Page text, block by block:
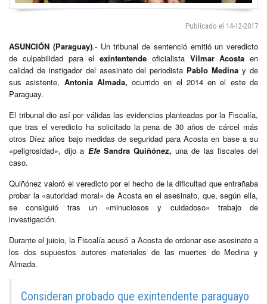
Publicado el 14-12-2017
ASUNCIÓN (Paraguay).- Un tribunal de sentenció emitió un veredicto
de culpabilidad para el exintentende oficialista Vilmar Acosta en
calidad de instigador del asesinato del periodista Pablo Medina y de
sus asistente, Antonia Almada, ocurrido en el 2014 en el este de
Paraguay.
El tribunal dio así por válidas las evidencias planteadas por la Fiscalía,
que tras el veredicto ha solicitado la pena de 30 años de cárcel más
otros Díez años bajo medidas de seguridad para Acosta en base a su
«peligrosidad», dijo a Efe Sandra Quiñónez, una de las fiscales del
caso.
Quiñónez valoró el veredicto por el hecho de la dificultad que entrañaba
probar la «autoridad moral» de Acosta en el asesinato, que, según ella,
se consiguió tras un «minuciosos y cuidadoso» trabajo de
investigación.
Durante el juicio, la Fiscalía acusó a Acosta de ordenar ese asesinato a
los dos supuestos autores materiales de las muertes de Medina y
Almada.
Consideran probado que exintendente paraguayo